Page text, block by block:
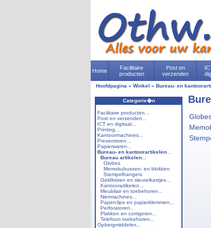
Home
Facilitaire
producten
Post en
verzenden
Hoofdpagina » Winkel » Bureau- en
Categorie�n
Facilitaire producten...
Post en verzenden...
ICT en digitaal...
Printing...
Kantoormachines...
Presenteren...
Papierwaren...
Bureau- en kantoorartikelen
Bureau artikelen
Globes
Memokubussen- en blokken
Stempelhangers
Geldkisten en sleutelkastjes...
Kantoorartikelen...
Meubilair en toebehoren...
Nietmachines...
Paperclips en papierklemmen...
Perforatoren...
Plakken en corrigeren...
Telefoon toebehoren...
Opbergmiddelen...